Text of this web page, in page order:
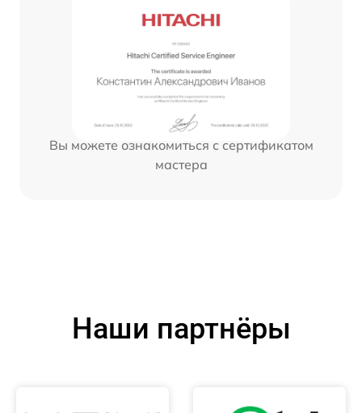
Вы можете ознакомиться с сертификатом
мастера
Наши партнёры